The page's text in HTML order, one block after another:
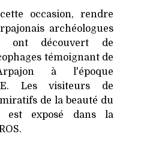
occasion, rendre
archéologues
ont découvert de
témoignant de
à l'époque
Les visiteurs de
de la beauté du
est exposé dans la